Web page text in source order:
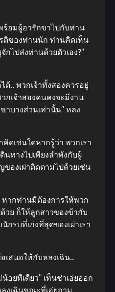
ร้อมผู้อารักขาไปกับท่าน
ติของท่านนัก ท่านคิดเห็น
ไปส่งท่านด้วยตัวเอง?”
ด้.. พวกเจ้าทั้งสองควรอยู่
กเจ้าสองคนคงจะมีงาน
าบางส่วนเท่านั้น” หลง
คิดเช่นใดหากรู้ว่า พวกเรา
ทางไปเพียงลำพังกับผู้
องเผ่าติดตามไปด้วยเช่น
หากท่านมิต้องการให้พวก
วย ก็ให้ลูกสาวของข้ากับ
กรบที่เก่งที่สุดของเผ่าเรา
สนอให้กับหลงเฉิน..
อยทีเดียว” เท็นช่าเอ่ยออก